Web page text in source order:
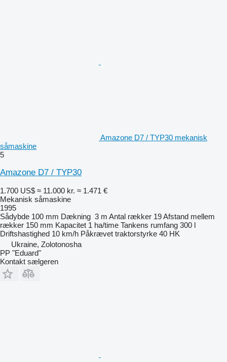
Amazone D7 / TYP30 mekanisk
såmaskine
5
Amazone D7 / TYP30
1.700 US$ ≈ 11.000 kr. ≈ 1.471 €
Mekanisk såmaskine
1995
Sådybde 100 mm Dækning 3 m Antal rækker 19Afstand mellem
rækker 150 mm Kapacitet 1 ha/time Tankens rumfang 300 l
Driftshastighed 10 km/h Påkrævet traktorstyrke 40 HK
Ukraine, Zolotonosha
PP "Eduard"
Kontakt sælgeren